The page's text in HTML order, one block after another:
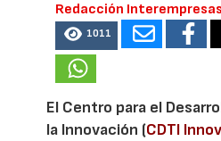
Redacción Interempresas
1011
El Centro para el
la Innovación (CDTI